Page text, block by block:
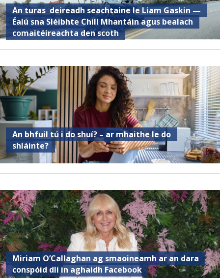
An turas deireadh seachtaine le Liam Gaskin —
Éalú sna Sléibhte Chill Mhantáin agus bealach
comaitéireachta den scoth
An bhfuil tú i do shuí? – ar mhaithe le do
shláinte?
Miriam O’Callaghan ag smaoineamh ar an dara
conspóid dlí in aghaidh Facebook